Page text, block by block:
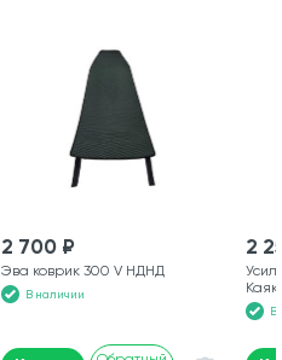
2 700 ₽
Эва коврик 300 V НДНД
В наличии
2
В